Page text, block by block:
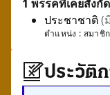
1 พรรคที่เคยสังกัด
ประชาชาติ(
ตำแหน่ง : สมาชิ
ประวัติ